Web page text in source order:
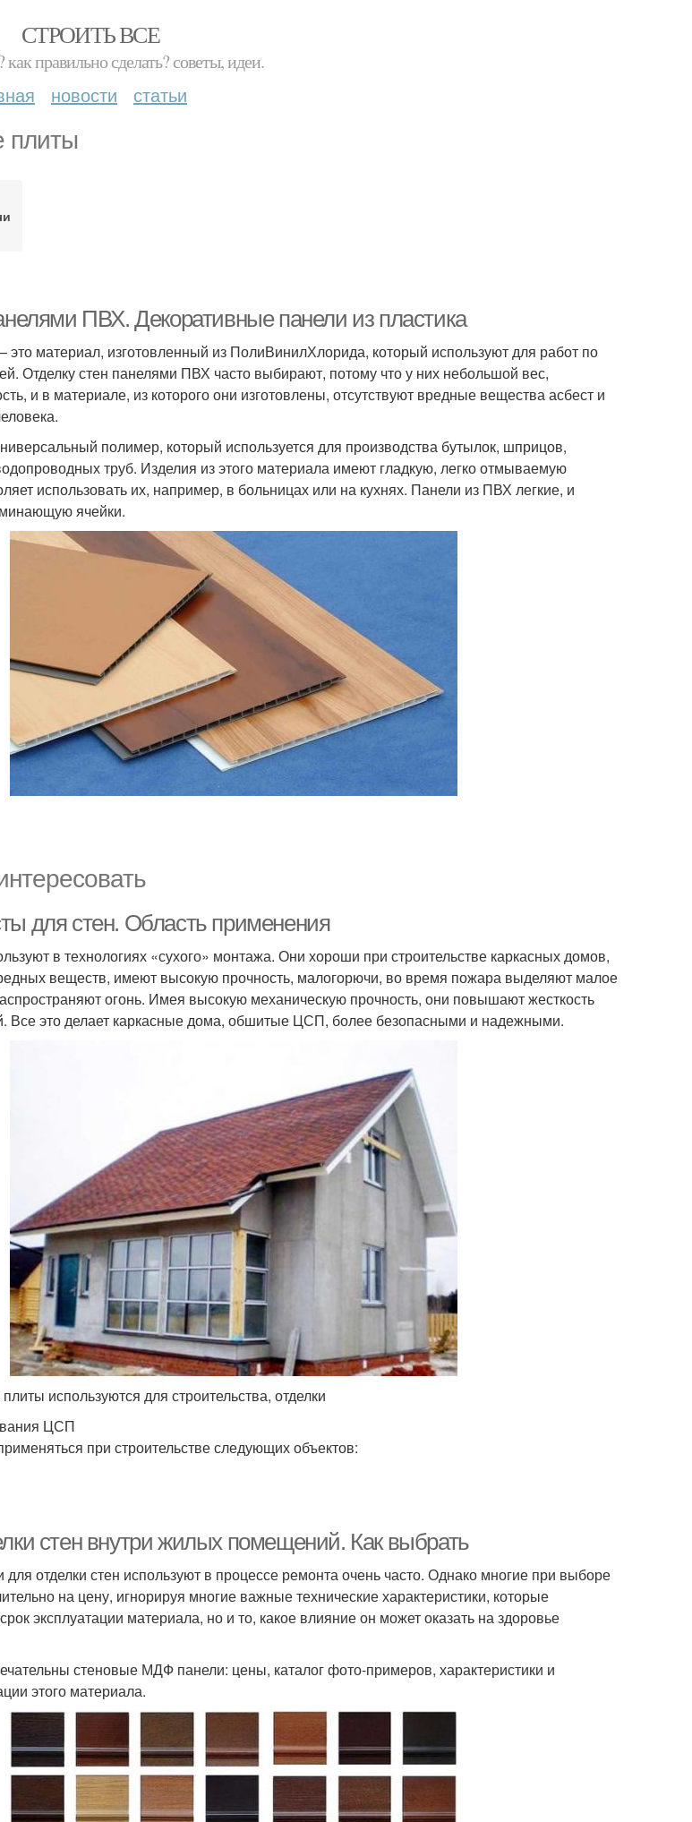
СТРОИТЬ ВСЕ
как правильно сделать? советы, идеи.
новости статьи
плиты
ПВХ. Декоративные панели из пластика
материал, изготовленный из ПолиВинилХлорида, который используют для работ по
Отделку стен панелями ПВХ часто выбирают, потому что у них небольшой вес,
и в материале, из которого они изготовлены, отсутствуют вредные вещества асбест и
полимер, который используется для производства бутылок, шприцов,
труб. Изделия из этого материала имеют гладкую, легко отмываемую
использовать их, например, в больницах или на кухнях. Панели из ПВХ легкие, и
ячейки.
для стен. Область применения
в технологиях «сухого» монтажа. Они хороши при строительстве каркасных домов,
веществ, имеют высокую прочность, малогорючи, во время пожара выделяют малое
огонь. Имея высокую механическую прочность, они повышают жесткость
Все это делает каркасные дома, обшитые ЦСП, более безопасными и надежными.
используются для строительства, отделки
ЦСП
при строительстве следующих объектов:
стен внутри жилых помещений. Как выбрать
отделки стен используют в процессе ремонта очень часто. Однако многие при выборе
на цену, игнорируя многие важные технические характеристики, которые
эксплуатации материала, но и то, какое влияние он может оказать на здоровье
стеновые МДФ панели: цены, каталог фото-примеров, характеристики и
этого материала.